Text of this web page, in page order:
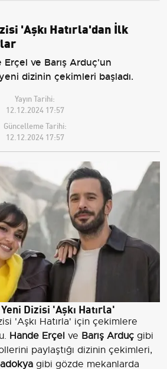
'Aşkı Hatırla'dan İlk
Erçel ve Barış Arduç'un
dizinin çekimleri başladı.
Yayın Tarihi:
12.12.2024 17:57
Güncelleme Tarihi:
12.12.2024 17:57
Dizisi 'Aşkı Hatırla'
'Aşkı Hatırla' için çekimlere
Hande Erçel ve Barış Arduçgibi
paylaştığı dizinin çekimleri,
gibi gözde mekanlarda